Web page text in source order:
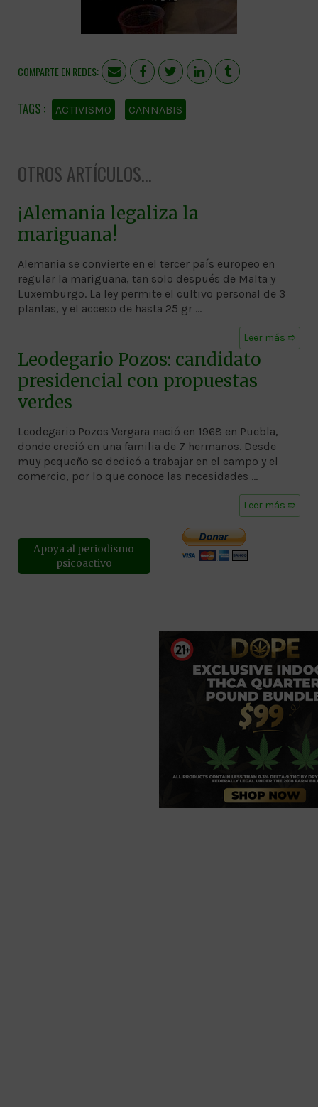
COMPARTE EN REDES:
ACTIVISMO CANNABIS
OTROS ARTÍCULOS...
¡Alemania legaliza la
mariguana!
Alemania se convierte en el tercer país europeo en
regular la mariguana, tan solo después de Malta y
Luxemburgo. La ley permite el cultivo personal de 3
plantas, y el acceso de hasta 25 gr …
Leer más ➱
Leodegario Pozos: candidato
presidencial con propuestas
verdes
Leodegario Pozos Vergara nació en 1968 en Puebla,
donde creció en una familia de 7 hermanos. Desde
muy pequeño se dedicó a trabajar en el campo y el
comercio, por lo que conoce las necesidades …
Leer más ➱
Apoya al periodismo
psicoactivo